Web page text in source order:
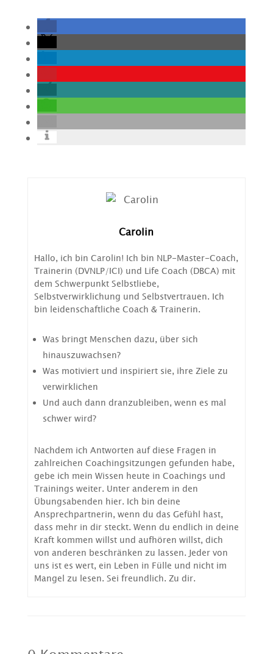
Carolin
Hallo, ich bin Carolin! Ich bin NLP-Master-Coach,
Trainerin (DVNLP/ICI) und Life Coach (DBCA) mit
dem Schwerpunkt Selbstliebe,
Selbstverwirklichung und Selbstvertrauen. Ich
bin leidenschaftliche Coach & Trainerin.
Was bringt Menschen dazu, über sich
hinauszuwachsen?
Was motiviert und inspiriert sie, ihre Ziele zu
verwirklichen
Und auch dann dranzubleiben, wenn es mal
schwer wird?
Nachdem ich Antworten auf diese Fragen in
zahlreichen Coachingsitzungen gefunden habe,
gebe ich mein Wissen heute in Coachings und
Trainings weiter. Unter anderem in den
Übungsabenden hier. Ich bin deine
Ansprechpartnerin, wenn du das Gefühl hast,
dass mehr in dir steckt. Wenn du endlich in deine
Kraft kommen willst und aufhören willst, dich
von anderen beschränken zu lassen. Jeder von
uns ist es wert, ein Leben in Fülle und nicht im
Mangel zu lesen. Sei freundlich. Zu dir.